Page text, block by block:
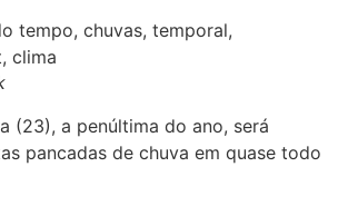
(23), a penúltima do ano, será
pancadas de chuva em quase todo